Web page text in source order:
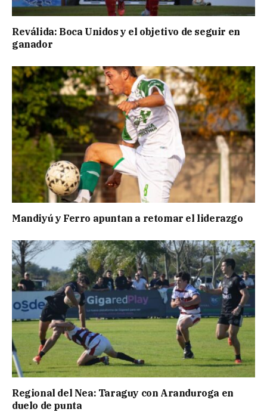
Reválida: Boca Unidos y el objetivo de seguir en
ganador
Mandiyú y Ferro apuntan a retomar el liderazgo
Regional del Nea: Taraguy con Aranduroga en
duelo de punta